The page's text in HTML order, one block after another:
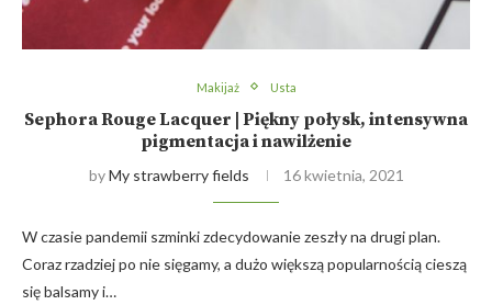
Makijaż Usta
Sephora Rouge Lacquer | Piękny połysk, intensywna
pigmentacja i nawilżenie
byMy strawberry fields 16 kwietnia, 2021
W czasie pandemii szminki zdecydowanie zeszły na drugi plan.
Coraz rzadziej po nie sięgamy, a dużo większą popularnością cieszą
się balsamy i…